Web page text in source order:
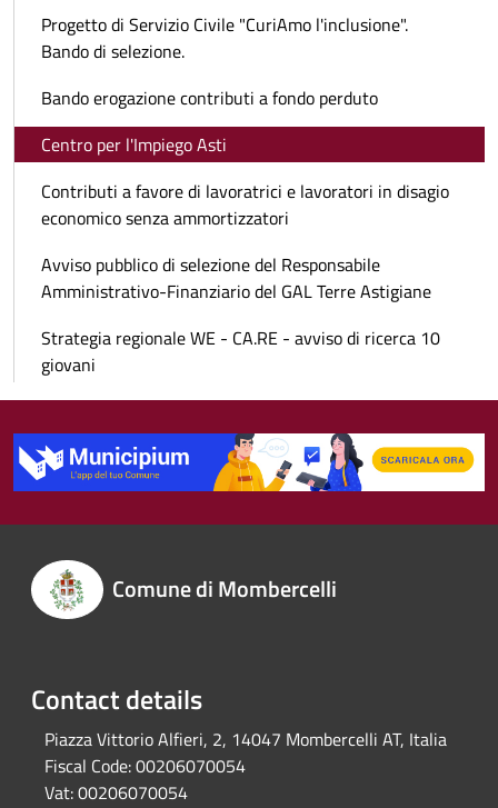
Progetto di Servizio Civile "CuriAmo l'inclusione".
Bando di selezione.
Bando erogazione contributi a fondo perduto
Centro per l'Impiego Asti
Contributi a favore di lavoratrici e lavoratori in disagio
economico senza ammortizzatori
Avviso pubblico di selezione del Responsabile
Amministrativo-Finanziario del GAL Terre Astigiane
Strategia regionale WE - CA.RE - avviso di ricerca 10
giovani
Comune di Mombercelli
Contact details
Piazza Vittorio Alfieri, 2, 14047 Mombercelli AT, Italia
Fiscal Code:00206070054
Vat:00206070054